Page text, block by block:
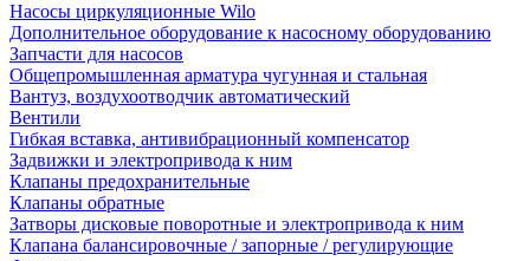
Насосы циркуляционные Wilo
Дополнительное оборудование к насосному оборудованию
Запчасти для насосов
Общепромышленная арматура чугунная и стальная
Вантуз, воздухоотводчик автоматический
Вентили
Гибкая вставка, антивибрационный компенсатор
Задвижки и электропривода к ним
Клапаны предохранительные
Клапаны обратные
Затворы дисковые поворотные и электропривода к ним
Клапана балансировочные / запорные / регулирующие